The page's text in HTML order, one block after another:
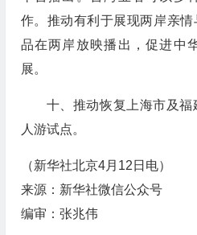
作。推动有利于展现两岸亲
品在两岸放映播出，促进中
展。
十、推动恢复上海市及
人游试点。
（新华社北京4月12日电）
来源：新华社微信公众号
编审：张兆伟